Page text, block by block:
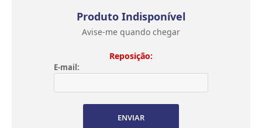
Produto Indisponível
Avise-me quando chegar
Reposição:
E-mail:
ENVIAR